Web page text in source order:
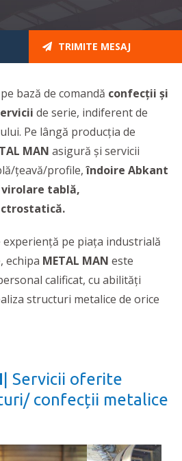
TRIMITE MESAJ
bază de comandă confecții şi
de serie, indiferent de
Pe lângă producția de
MAN asigură şi servicii
țeavă/profile,îndoire Abkant
tablă,
experienţă pe piaţa industrială
echipa METAL MAN este
calificat, cu abilităţi
structuri metalice de orice
| Servicii oferite
confecții metalice